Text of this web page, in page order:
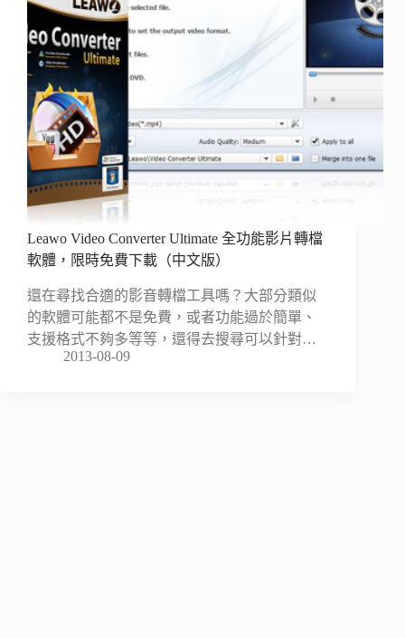
Leawo Video Converter Ultimate 全功能影片轉檔
軟體，限時免費下載（中文版）
還在尋找合適的影音轉檔工具嗎？大部分類似
的軟體可能都不是免費，或者功能過於簡單、
支援格式不夠多等等，還得去搜尋可以針對…
2013-08-09